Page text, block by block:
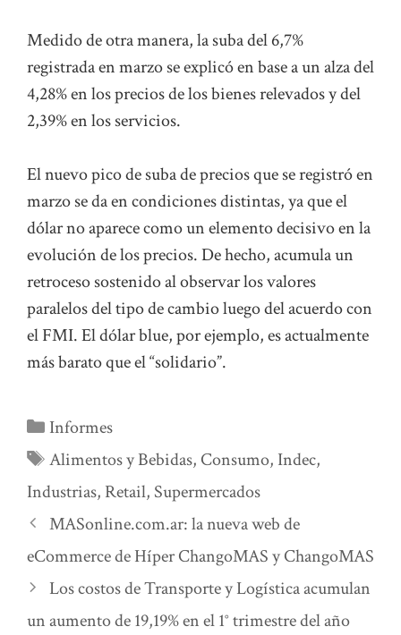
Medido de otra manera, la suba del 6,7%
registrada en marzo se explicó en base a un alza del
4,28% en los precios de los bienes relevados y del
2,39% en los servicios.
El nuevo pico de suba de precios que se registró en
marzo se da en condiciones distintas, ya que el
dólar no aparece como un elemento decisivo en la
evolución de los precios. De hecho, acumula un
retroceso sostenido al observar los valores
paralelos del tipo de cambio luego del acuerdo con
el FMI. El dólar blue, por ejemplo, es actualmente
más barato que el “solidario”.
Categorías
Informes
Etiquetas
Alimentos y Bebidas, Consumo, Indec,
Industrias, Retail, Supermercados
MASonline.com.ar: la nueva web de
eCommerce de Híper ChangoMAS y ChangoMAS
Los costos de Transporte y Logística acumulan
un aumento de 19,19% en el 1° trimestre del año